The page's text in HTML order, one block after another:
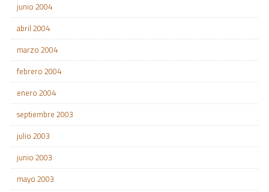
junio 2004
abril 2004
marzo 2004
febrero 2004
enero 2004
septiembre 2003
julio 2003
junio 2003
mayo 2003